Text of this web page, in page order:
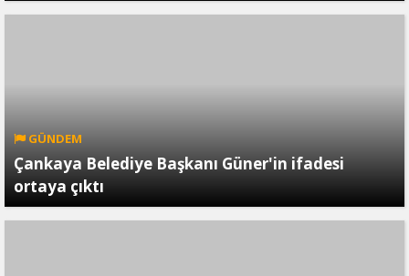
GÜNDEM
Çankaya Belediye Başkanı Güner'in ifadesi
ortaya çıktı